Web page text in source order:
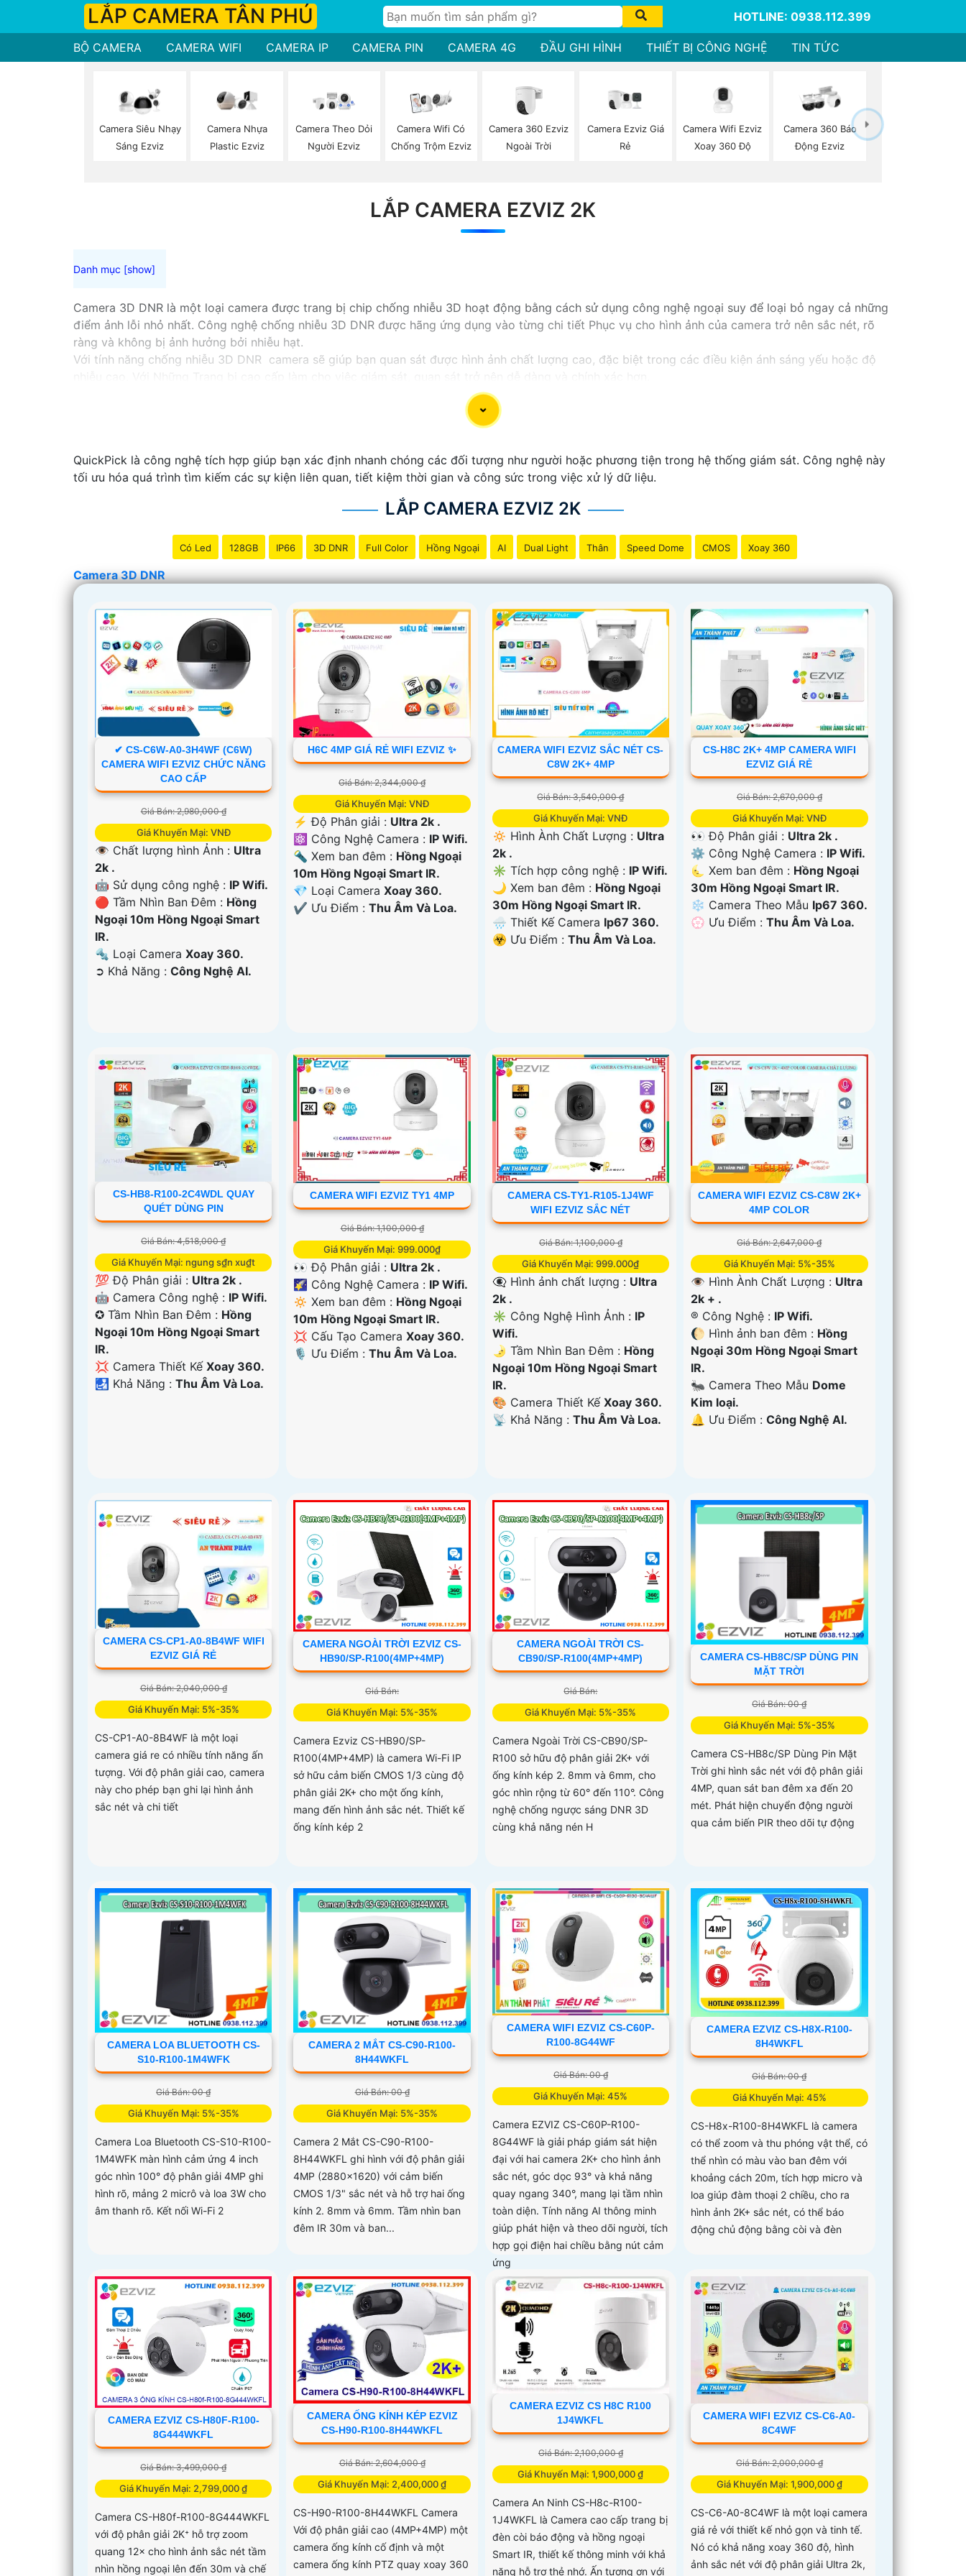
LẮP CAMERA TÂN PHÚ HOTLINE: 0938.112.399
BỘ CAMERA CAMERA WIFI CAMERA IP CAMERA PIN CAMERA 4G ĐẦU GHI HÌNH THIẾT BỊ CÔNG NGHỆ TIN TỨC
Camera Siêu Nhạy
Sáng Ezviz
Camera Nhựa
Plastic Ezviz
Camera Theo Dỏi
Người Ezviz
Camera Wifi Có
Chống Trộm Ezviz
Camera 360 Ezviz
Ngoài Trời
Camera Ezviz Giá
Rẻ
Camera Wifi Ezviz
Xoay 360 Độ
Camera 360 Báo
Động Ezviz
LẮP CAMERA EZVIZ 2K
Camera 3D DNR là một loại camera được trang bị chip chống nhiễu 3D hoạt động bằng cách sử dụng công nghệ ngoại suy để loại bỏ ngay cả những
điểm ảnh lỗi nhỏ nhất. Công nghệ chống nhiễu 3D DNR được hãng ứng dụng vào từng chi tiết Phục vụ cho hình ảnh của camera trở nên sắc nét, rõ
ràng và không bị ảnh hưởng bởi nhiễu hạt.
Với tính năng chống nhiễu 3D DNR camera sẽ giúp bạn quan sát được hình ảnh chất lượng cao, đặc biệt trong các điều kiện ánh sáng yếu hoặc độ
QuickPick là công nghệ tích hợp giúp bạn xác định nhanh chóng các đối tượng như người hoặc phương tiện trong hệ thống giám sát. Công nghệ này
tối ưu hóa quá trình tìm kiếm các sự kiện liên quan, tiết kiệm thời gian và công sức trong việc xử lý dữ liệu.
LẮP CAMERA EZVIZ 2K
Có Led 128GB IP66 3D DNR Full Color Hồng Ngoại AI Dual Light Thân Speed Dome CMOS Xoay 360
Camera 3D DNR
✔ CS-C6W-A0-3H4WF (C6W)
CAMERA WIFI EZVIZ CHỨC NĂNG
CAO CẤP
Giá Bán: 2,980,000 ₫
Giá Khuyến Mại: VNĐ
👁 Chất lượng hình Ảnh : Ultra
2k .
🤖️ Sử dụng công nghệ : IP Wifi.
🔴 Tầm Nhìn Ban Đêm : Hồng
Ngoại 10m Hồng Ngoại Smart
IR.
🔩 Loại Camera Xoay 360.
️➲ Khả Năng : Công Nghệ AI.
H6C 4MP GIÁ RẺ WIFI EZVIZ ✨
Giá Bán: 2,344,000 ₫
Giá Khuyến Mại: VNĐ
️⚡ Độ Phân giải : Ultra 2k .
⚛️ Công Nghệ Camera : IP Wifi.
🔦 Xem ban đêm : Hồng Ngoại
10m Hồng Ngoại Smart IR.
💎 Loại CameraXoay 360.
️✔️ Ưu Điểm :Thu Âm Và Loa.
CAMERA WIFI EZVIZ SẮC NÉT CS-
C8W 2K+ 4MP
Giá Bán: 3,540,000 ₫
Giá Khuyến Mại: VNĐ
🔅 Hình Ành Chất Lượng : Ultra
2k .
✳️ Tích hợp công nghệ : IP Wifi.
🌙 Xem ban đêm : Hồng Ngoại
30m Hồng Ngoại Smart IR.
🌧️ Thiết Kế Camera Ip67 360.
️☣️ Ưu Điểm : Thu Âm Và Loa.
CS-H8C 2K+ 4MP CAMERA WIFI
EZVIZ GIÁ RẺ
Giá Bán: 2,670,000 ₫
Giá Khuyến Mại: VNĐ
👀 Độ Phân giải : Ultra 2k .
⚙ Công Nghệ Camera : IP Wifi.
🌜 Xem ban đêm : Hồng Ngoại
30m Hồng Ngoại Smart IR.
❄ Camera Theo Mẫu Ip67 360.
️💮 Ưu Điểm :Thu Âm Và Loa.
CS-HB8-R100-2C4WDL QUAY
QUÉT DÙNG PIN
Giá Bán: 4,518,000 ₫
Giá Khuyến Mại: ngung s₫n xu₫t
💯 Độ Phân giải : Ultra 2k .
🤖️ Camera Công nghệ : IP Wifi.
✪ Tầm Nhìn Ban Đêm : Hồng
Ngoại 10m Hồng Ngoại Smart
IR.
💢 Camera Thiết Kế Xoay 360.
️🛃 Khả Năng : Thu Âm Và Loa.
CAMERA WIFI EZVIZ TY1 4MP
Giá Bán: 1,100,000 ₫
Giá Khuyến Mại: 999.000₫
👀 Độ Phân giải : Ultra 2k .
🌠 Công Nghệ Camera : IP Wifi.
🔅 Xem ban đêm : Hồng Ngoại
10m Hồng Ngoại Smart IR.
💢 Cấu Tạo CameraXoay 360.
️🎙 Ưu Điểm :Thu Âm Và Loa.
CAMERA CS-TY1-R105-1J4WF
WIFI EZVIZ SẮC NÉT
Giá Bán: 1,100,000 ₫
Giá Khuyến Mại: 999.000₫
👁️‍🗨 Hình ảnh chất lượng : Ultra
2k .
✳️ Công Nghệ Hình Ảnh : IP
Wifi.
🌛 Tầm Nhìn Ban Đêm : Hồng
Ngoại 10m Hồng Ngoại Smart
IR.
🎨 Camera Thiết Kế Xoay 360.
️📡 Khả Năng : Thu Âm Và Loa.
CAMERA WIFI EZVIZ CS-C8W 2K+
4MP COLOR
Giá Bán: 2,647,000 ₫
Giá Khuyến Mại: 5%-35%
👁 Hình Ành Chất Lượng : Ultra
2k + .
®️ Công Nghệ : IP Wifi.
🌔 Hình ảnh ban đêm : Hồng
Ngoại 30m Hồng Ngoại Smart
IR.
🐜 Camera Theo Mẫu Dome
Kim loại.
️🔔 Ưu Điểm :Công Nghệ AI.
CAMERA CS-CP1-A0-8B4WF WIFI
EZVIZ GIÁ RẺ
Giá Bán: 2,040,000 ₫
Giá Khuyến Mại: 5%-35%
CS-CP1-A0-8B4WF là một loại
camera giá re có nhiều tính năng ấn
tượng. Với độ phân giải cao, camera
này cho phép bạn ghi lại hình ảnh
sắc nét và chi tiết
CAMERA NGOÀI TRỜI EZVIZ CS-
HB90/SP-R100(4MP+4MP)
Giá Bán:
Giá Khuyến Mại: 5%-35%
Camera Ezviz CS-HB90/SP-
R100(4MP+4MP) là camera Wi-Fi IP
sở hữu cảm biến CMOS 1/3 cùng độ
phân giải 2K+ cho một ống kính,
mang đến hình ảnh sắc nét. Thiết kế
ống kính kép 2
CAMERA NGOÀI TRỜI CS-
CB90/SP-R100(4MP+4MP)
Giá Bán:
Giá Khuyến Mại: 5%-35%
Camera Ngoài Trời CS-CB90/SP-
R100 sở hữu độ phân giải 2K+ với
ống kính kép 2. 8mm và 6mm, cho
góc nhìn rộng từ 60° đến 110°. Công
nghệ chống ngược sáng DNR 3D
cùng khả năng nén H
CAMERA CS-HB8C/SP DÙNG PIN
MẶT TRỜI
Giá Bán: 00 ₫
Giá Khuyến Mại: 5%-35%
Camera CS-HB8c/SP Dùng Pin Mặt
Trời ghi hình sắc nét với độ phân giải
4MP, quan sát ban đêm xa đến 20
mét. Phát hiện chuyển động người
qua cảm biến PIR theo dõi tự động
CAMERA LOA BLUETOOTH CS-
S10-R100-1M4WFK
Giá Bán: 00 ₫
Giá Khuyến Mại: 5%-35%
Camera Loa Bluetooth CS-S10-R100-
1M4WFK màn hình cảm ứng 4 inch
góc nhìn 100° độ phân giải 4MP ghi
hình rõ, mảng 2 micrô và loa 3W cho
âm thanh rõ. Kết nối Wi-Fi 2
CAMERA 2 MẮT CS-C90-R100-
8H44WKFL
Giá Bán: 00 ₫
Giá Khuyến Mại: 5%-35%
Camera 2 Mắt CS-C90-R100-
8H44WKFL ghi hình với độ phân giải
4MP (2880x1620) với cảm biến
CMOS 1/3" sắc nét và hỗ trợ hai ống
kính 2. 8mm và 6mm. Tầm nhìn ban
đêm IR 30m và ban...
CAMERA WIFI EZVIZ CS-C60P-
R100-8G44WF
Giá Bán: 00 ₫
Giá Khuyến Mại: 45%
Camera EZVIZ CS-C60P-R100-
8G44WF là giải pháp giám sát hiện
đại với hai camera 2K+ cho hình ảnh
sắc nét, góc dọc 93° và khả năng
quay ngang 340°, mang lại tầm nhìn
toàn diện. Tính năng AI thông minh
giúp phát hiện và theo dõi người, tích
hợp gọi điện hai chiều bằng nút cảm
ứng
CAMERA EZVIZ CS-H8X-R100-
8H4WKFL
Giá Bán: 00 ₫
Giá Khuyến Mại: 45%
CS-H8x-R100-8H4WKFL là camera
có thể zoom và thu phóng vật thể, có
thể nhìn có màu vào ban đêm với
khoảng cách 20m, tích hợp micro và
loa giúp đàm thoại 2 chiều, cho ra
hình ảnh 2K+ sắc nét, có thể báo
động chủ động bằng còi và đèn
CAMERA EZVIZ CS-H80F-R100-
8G444WKFL
Giá Bán: 3,499,000 ₫
Giá Khuyến Mại: 2,799,000 ₫
Camera CS-H80f-R100-8G444WKFL
với độ phân giải 2K⁺ hỗ trợ zoom
quang 12× cho hình ảnh sắc nét tầm
nhìn hồng ngoại lên đến 30m và chế
CAMERA ỐNG KÍNH KÉP EZVIZ
CS-H90-R100-8H44WKFL
Giá Bán: 2,604,000 ₫
Giá Khuyến Mại: 2,400,000 ₫
CS-H90-R100-8H44WKFL Camera
Với độ phân giải cao (4MP+4MP) một
camera ống kính cố định và một
camera ống kính PTZ quay xoay 360
CAMERA EZVIZ CS H8C R100
1J4WKFL
Giá Bán: 2,100,000 ₫
Giá Khuyến Mại: 1,900,000 ₫
Camera An Ninh CS-H8c-R100-
1J4WKFL là Camera cao cấp trang bị
đèn còi báo động và hồng ngoại
Smart IR, thiết kế thông minh với khả
năng hỗ trợ thẻ nhớ. Ấn tượng ơn với
CAMERA WIFI EZVIZ CS-C6-A0-
8C4WF
Giá Bán: 2,000,000 ₫
Giá Khuyến Mại: 1,900,000 ₫
CS-C6-A0-8C4WF là một loại camera
giá rẻ với thiết kế nhỏ gọn và tinh tế.
Nó có khả năng xoay 360 độ, hình
ảnh sắc nét với độ phân giải Ultra 2k,